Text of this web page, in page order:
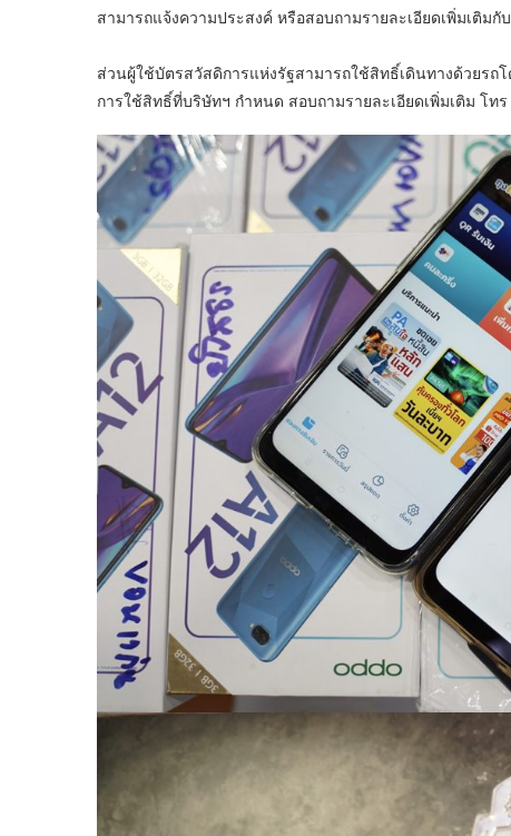
สามารถแจ้งความประสงค์ หรือสอบถามรายละเอียดเพิ่มเติ
ส่วนผู้ใช้บัตรสวัสดิการแห่งรัฐสามารถใช้สิทธิ์เดินทางด้วยรถ
การใช้สิทธิ์ที่บริษัทฯ กำหนด สอบถามรายละเอียดเพิ่มเติม โทร